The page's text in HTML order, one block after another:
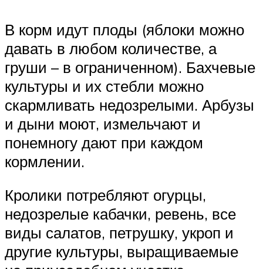
В корм идут плоды (яблоки можно
давать в любом количестве, а
груши – в ограниченном). Бахчевые
культуры и их стебли можно
скармливать недозрелыми. Арбузы
и дыни моют, измельчают и
понемногу дают при каждом
кормлении.
Кролики потребляют огурцы,
недозрелые кабачки, ревень, все
виды салатов, петрушку, укроп и
другие культуры, выращиваемые